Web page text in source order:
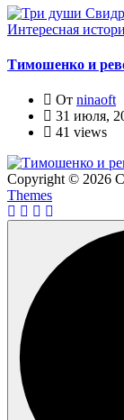
Интересная
Тимошенко и
От ninaoft
31 июля,
41 views
Copyright © 2026
Themes